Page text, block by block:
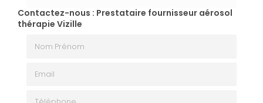
Contactez-nous : Prestataire fournisseur aérosol
thérapie Vizille